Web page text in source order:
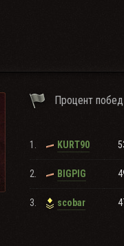
Процент побед
1. KURT90
2. BIGPIG
3. scobar